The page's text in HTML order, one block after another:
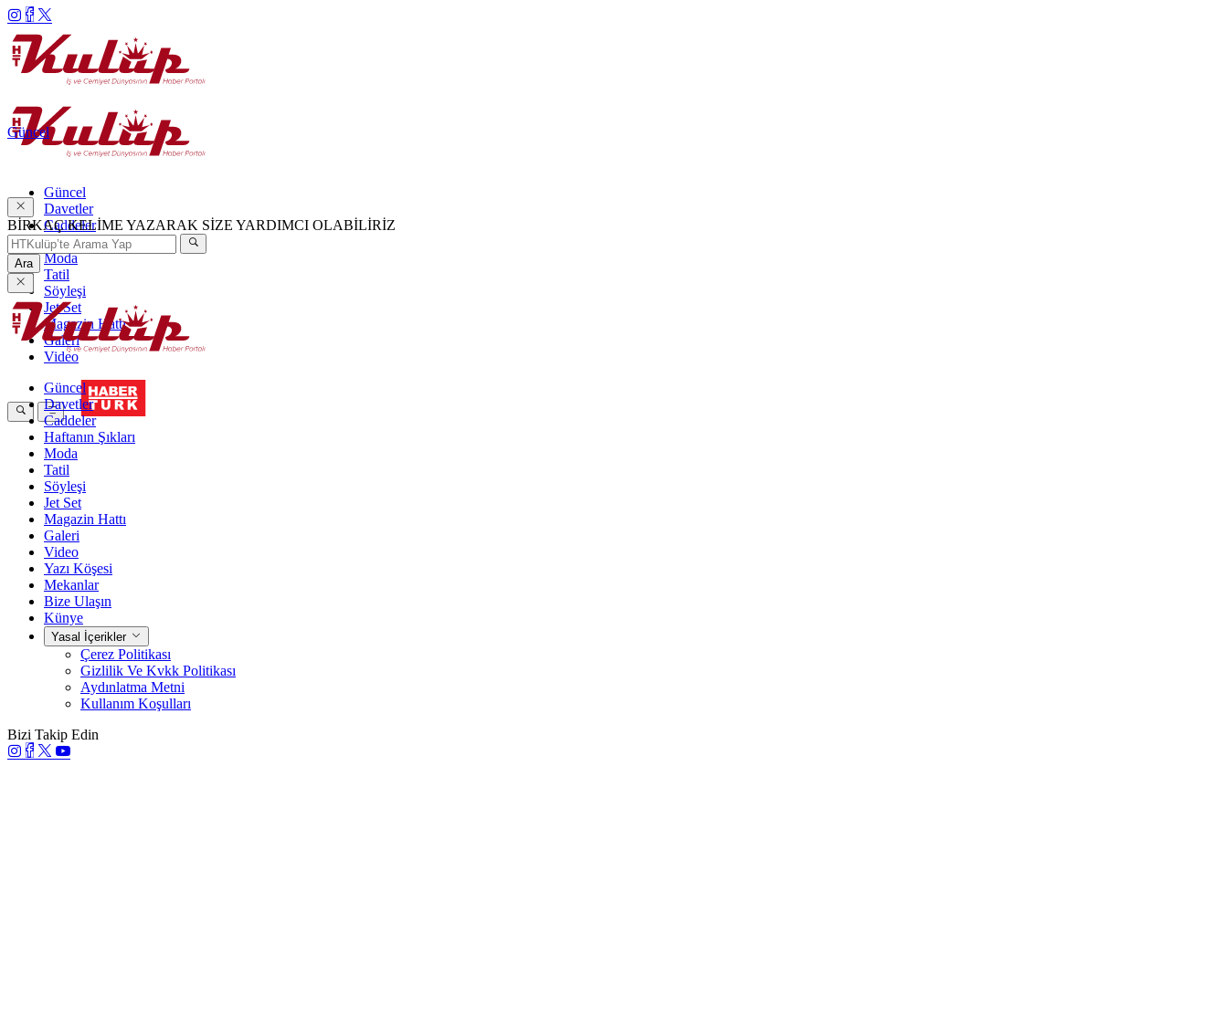
Güncel
Davetler
Caddeler
Haftanın Şıkları
Moda
Tatil
Söyleşi
Jet Set
Magazin Hattı
Galeri
Video
Güncel
BİRKAÇ KELİME YAZARAK SİZE YARDIMCI OLABİLİRİZ
Ara
Güncel
Davetler
Caddeler
Haftanın Şıkları
Moda
Tatil
Söyleşi
Jet Set
Magazin Hattı
Galeri
Video
Yazı Köşesi
Mekanlar
Bize Ulaşın
Künye
Yasal İçerikler
Çerez Politikası
Gizlilik Ve Kvkk Politikası
Aydınlatma Metni
Kullanım Koşulları
Bizi Takip Edin